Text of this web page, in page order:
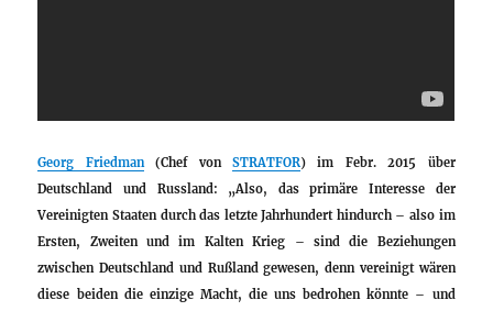
Georg Friedman(Chef vonSTRATFOR) im Febr. 2015 über
Deutschland und Russland: „Also, das primäre Interesse der
Vereinigten Staaten durch das letzte Jahrhundert hindurch – also im
Ersten, Zweiten und im Kalten Krieg – sind die Beziehungen
zwischen Deutschland und Rußland gewesen, denn vereinigt wären
diese beiden die einzige Macht, die uns bedrohen könnte – und